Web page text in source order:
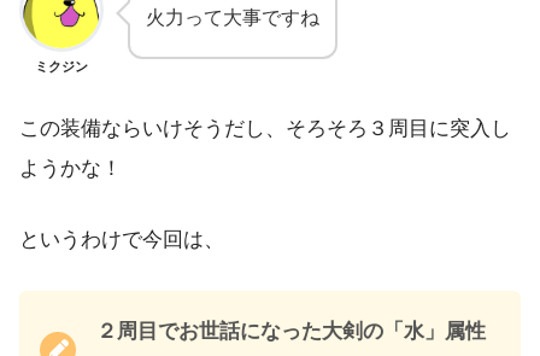
ミクジン
火力って大事ですね
この装備ならいけそうだし、そろそろ３周目に突入し
ようかな！
というわけで今回は、
２周目でお世話になった大剣の「水」属性